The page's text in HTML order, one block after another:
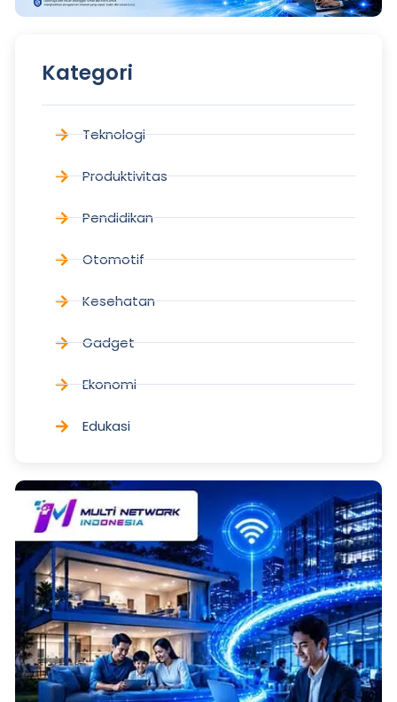
Kategori
Teknologi
Produktivitas
Pendidikan
Otomotif
Kesehatan
Gadget
Ekonomi
Edukasi